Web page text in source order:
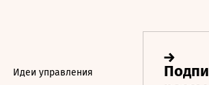
Идеи управления